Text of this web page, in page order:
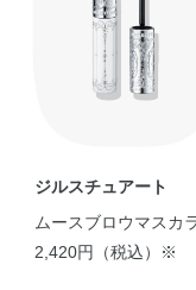
ジルスチュアート
ムースブロウマスカ
2,420円（税込）※